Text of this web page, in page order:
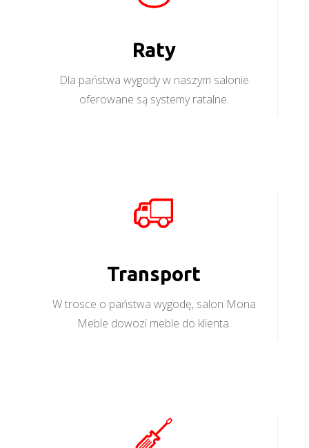
Raty
Dla państwa wygody w naszym salonie
oferowane są systemy ratalne.
Transport
W trosce o państwa wygodę, salon Mona
Meble dowozi meble do klienta.